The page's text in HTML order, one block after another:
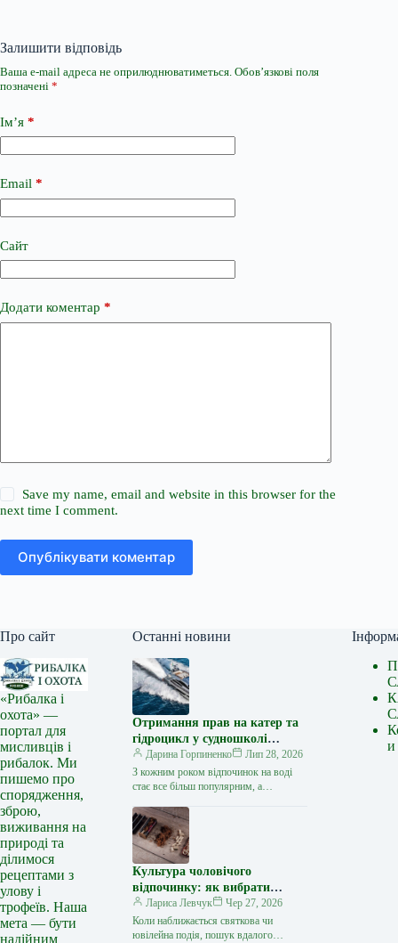
Залишити відповідь
Ваша e-mail адреса не оприлюднюватиметься. Обов’язкові поля
позначені *
Ім’я *
Email *
Сайт
Додати коментар *
Save my name, email and website in this browser for the
next time I comment.
Опублікувати коментар
Про сайт
«Рибалка і
охота» —
портал для
мисливців і
рибалок. Ми
пишемо про
спорядження,
зброю,
виживання на
природі та
ділимося
рецептами з
улову і
трофеїв. Наша
мета — бути
надійним
Останні новини
Отримання прав на катер та
гідроцикл у судношколі
«Либідь-А»: від теорії до
іспиту
Дарина Горпиненко
Лип 28, 2026
З кожним роком відпочинок на воді
стає все більш популярним, а
чи гідроциклом відкриває нові
горизонти…
Культура чоловічого
відпочинку: як вибрати
стильний та корисний
подарунок
Лариса Левчук
Чер 27, 2026
Коли наближається святкова чи
ювілейна подія, пошук вдалого
и